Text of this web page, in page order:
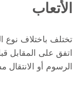
الأتعاب
تختلف باختلاف نوع
اتفق على المقابل
الرسوم أو الانتقال